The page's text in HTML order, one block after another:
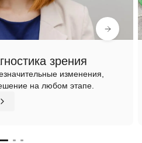
зрения
изменения,
на любом этапе.